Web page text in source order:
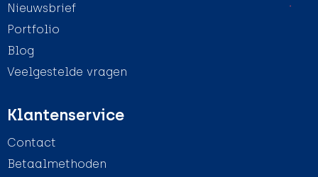
Nieuwsbrief
Portfolio
Blog
Veelgestelde vragen
Klantenservice
Contact
Betaalmethoden